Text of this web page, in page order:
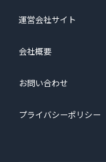
運営会社サイト
会社概要
お問い合わせ
プライバシーポリシー